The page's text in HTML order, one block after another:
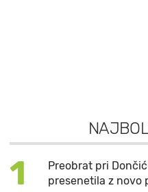
1
Preobrat pri
presenetila z novo